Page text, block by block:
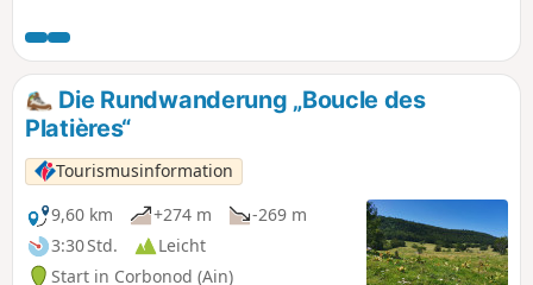
Die Rundwanderung „Boucle des
Platières“
Tourismusinformation
9,60 km
+274 m
-269 m
3:30 Std.
Leicht
Start in Corbonod (Ain)